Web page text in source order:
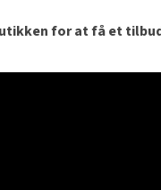
for at få et